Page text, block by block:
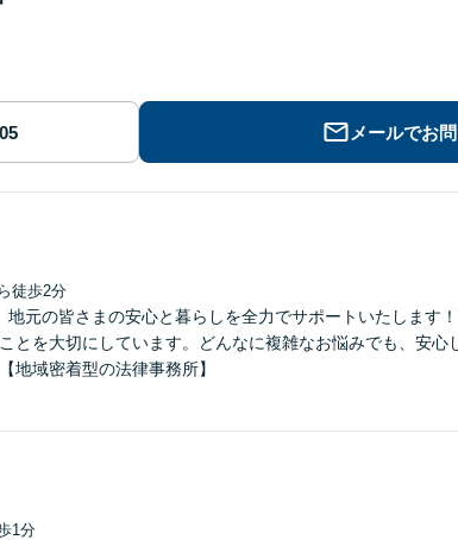
メールでお
徒歩2分
地元の皆さまの安心と暮らしを全力でサポートいたします
とを大切にしています。どんなに複雑なお悩みでも、安心
域密着型の法律事務所】
1分